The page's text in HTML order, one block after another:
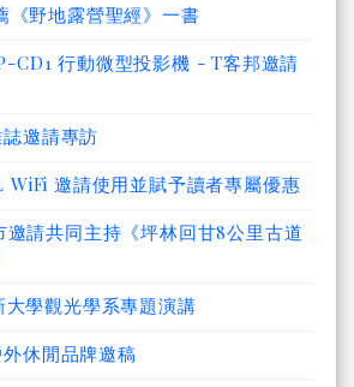
《野地露營聖經》一書
CD1 行動微型投影機 - T客邦邀請
邀請專訪
WiFi 邀請使用並賦予讀者專屬優惠
邀請共同主持《坪林回甘8公里古道
大學觀光學系專題演講
休閒品牌邀稿